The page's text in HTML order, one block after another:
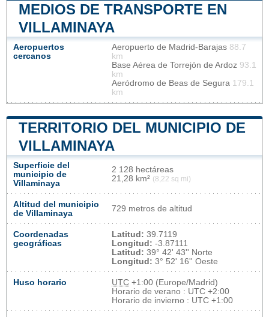
MEDIOS DE TRANSPORTE EN
VILLAMINAYA
Aeropuertos
cercanos
Aeropuerto de Madrid-Barajas 88.7
km
Base Aérea de Torrejón de Ardoz 93.1
km
Aeródromo de Beas de Segura 179.1
km
TERRITORIO DEL MUNICIPIO DE
VILLAMINAYA
Superficie del
municipio de
Villaminaya
2 128 hectáreas
21,28 km² (8,22 sq mi)
Altitud del municipio
de Villaminaya
729 metros de altitud
Coordenadas
geográficas
Latitud: 39.7119
Longitud: -3.87111
Latitud: 39° 42' 43'' Norte
Longitud: 3° 52' 16'' Oeste
Huso horario UTC +1:00 (Europe/Madrid)
Horario de verano : UTC +2:00
Horario de invierno : UTC +1:00